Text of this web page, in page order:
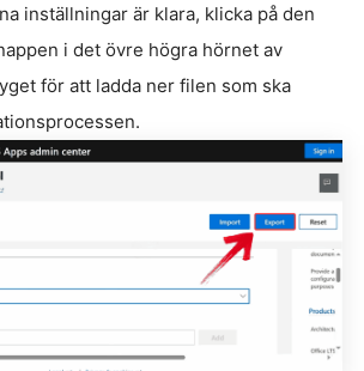
inställningar är klara, klicka på den
i det övre högra hörnet av
för att ladda ner filen som ska